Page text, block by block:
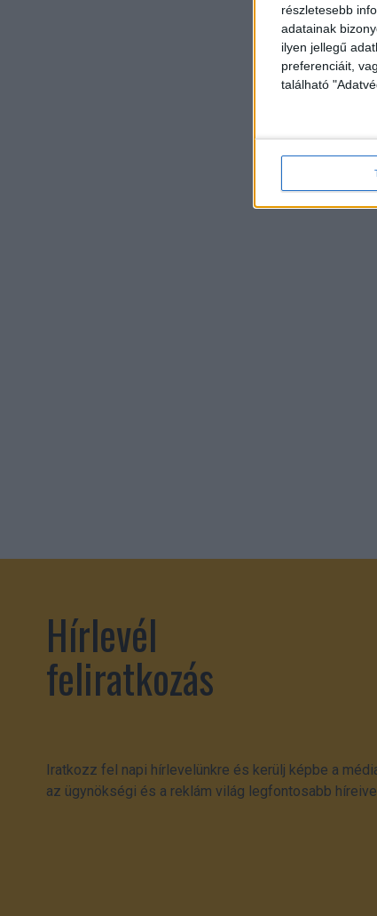
részletesebb
adatainak
ilyen jellegű
preferenciáit,
található
Hírlevél
feliratkozás
Iratkozz fel napi hírlevelünkre és kerülj képbe a
az ügynökségi és a reklám világ legfontosabb